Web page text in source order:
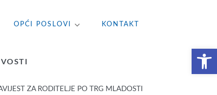
Open toolbar
OPĆI POSLOVI KONTAKT
ZA RODITELJE PO TRG MLADOSTI